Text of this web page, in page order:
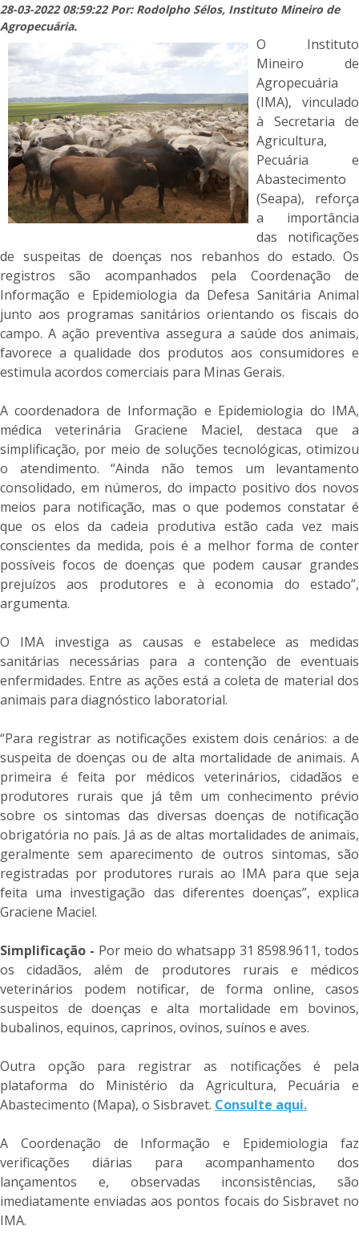
28-03-2022 08:59:22 Por: Rodolpho Sélos, Instituto Mineiro de
Agropecuária.
O Instituto
Mineiro de
Agropecuária
(IMA), vinculado
à Secretaria de
Agricultura,
Pecuária e
Abastecimento
(Seapa), reforça
a importância
das notificações
de suspeitas de doenças nos rebanhos do estado. Os
registros são acompanhados pela Coordenação de
Informação e Epidemiologia da Defesa Sanitária Animal
junto aos programas sanitários orientando os fiscais do
campo. A ação preventiva assegura a saúde dos animais,
favorece a qualidade dos produtos aos consumidores e
estimula acordos comerciais para Minas Gerais.
A coordenadora de Informação e Epidemiologia do IMA,
médica veterinária Graciene Maciel, destaca que a
simplificação, por meio de soluções tecnológicas, otimizou
o atendimento. “Ainda não temos um levantamento
consolidado, em números, do impacto positivo dos novos
meios para notificação, mas o que podemos constatar é
que os elos da cadeia produtiva estão cada vez mais
conscientes da medida, pois é a melhor forma de conter
possíveis focos de doenças que podem causar grandes
prejuízos aos produtores e à economia do estado”,
argumenta.
O IMA investiga as causas e estabelece as medidas
sanitárias necessárias para a contenção de eventuais
enfermidades. Entre as ações está a coleta de material dos
animais para diagnóstico laboratorial.
“Para registrar as notificações existem dois cenários: a de
suspeita de doenças ou de alta mortalidade de animais. A
primeira é feita por médicos veterinários, cidadãos e
produtores rurais que já têm um conhecimento prévio
sobre os sintomas das diversas doenças de notificação
obrigatória no país. Já as de altas mortalidades de animais,
geralmente sem aparecimento de outros sintomas, são
registradas por produtores rurais ao IMA para que seja
feita uma investigação das diferentes doenças”, explica
Graciene Maciel.
Simplificação - Por meio do whatsapp 31 8598.9611, todos
os cidadãos, além de produtores rurais e médicos
veterinários podem notificar, de forma online, casos
suspeitos de doenças e alta mortalidade em bovinos,
bubalinos, equinos, caprinos, ovinos, suínos e aves.
Outra opção para registrar as notificações é pela
plataforma do Ministério da Agricultura, Pecuária e
Abastecimento (Mapa), o Sisbravet. Consulte aqui.
A Coordenação de Informação e Epidemiologia faz
verificações diárias para acompanhamento dos
lançamentos e, observadas inconsistências, são
imediatamente enviadas aos pontos focais do Sisbravet no
IMA.